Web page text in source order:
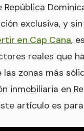
República
exclusiva, y
en Cap Cana,
reales que
zonas más
inmobiliaria en
artículo es